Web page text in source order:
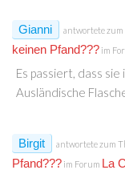
Gianni antwortete zum
keinen Pfand??? im
Es passiert, dass
Ausländische
Birgit antwortete zum
Pfand??? im Forum La